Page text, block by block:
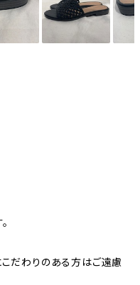
だわりのある方はご遠慮